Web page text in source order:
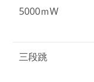
5000ｍW
三段跳